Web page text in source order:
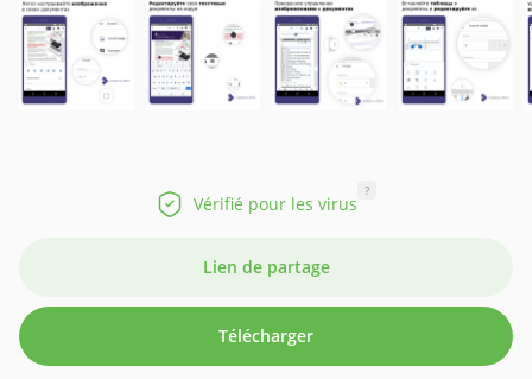
Vérifié pour les virus
?
Lien de partage
Télécharger